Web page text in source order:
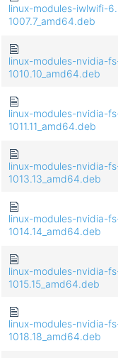
linux-modules-iwlwifi-
1007.7_amd64.deb
linux-modules-nvidia-
1010.10_amd64.deb
linux-modules-nvidia-
1011.11_amd64.deb
linux-modules-nvidia-
1013.13_amd64.deb
linux-modules-nvidia-
1014.14_amd64.deb
linux-modules-nvidia-
1015.15_amd64.deb
linux-modules-nvidia-
1018.18_amd64.deb